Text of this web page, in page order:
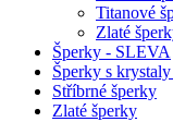
Titanové
Zlaté
Šperky - SLEVA
Šperky s
Stříbrné šperky
Zlaté šperky